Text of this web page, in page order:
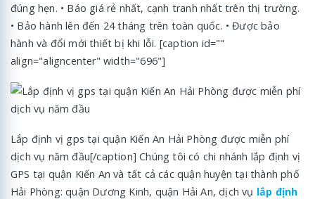
đúng hẹn. • Báo giá rẻ nhất, cạnh tranh nhất trên thị trường.
• Bảo hành lên đến 24 tháng trên toàn quốc. • Được bảo
hành và đổi mới thiết bị khi lỗi. [caption id=""
align="aligncenter" width="696"]
Lắp định vị gps tại quận Kiến An Hải Phòng được miễn phí
dịch vụ năm đầu[/caption] Chúng tôi có chi nhánh lắp định vị
GPS tại quận Kiến An và tất cả các quận huyện tại thành phố
Hải Phòng: quận Dương Kinh, quận Hải An, dịch vụ lắp định